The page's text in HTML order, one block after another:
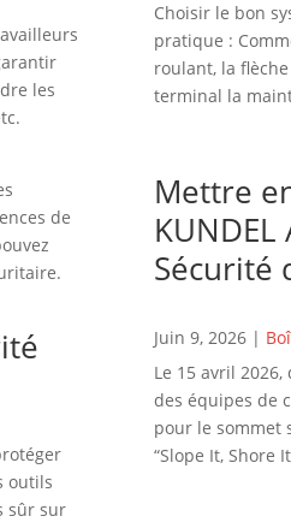
les
de
outils
sûr sur
Choisir le bon
pratique :
roulant, la
terminal la
Mettre
Sécurité
Juin 9, 2026|
Le 15 avril
des équipes de
pour le sommet
“Slope It, Shore